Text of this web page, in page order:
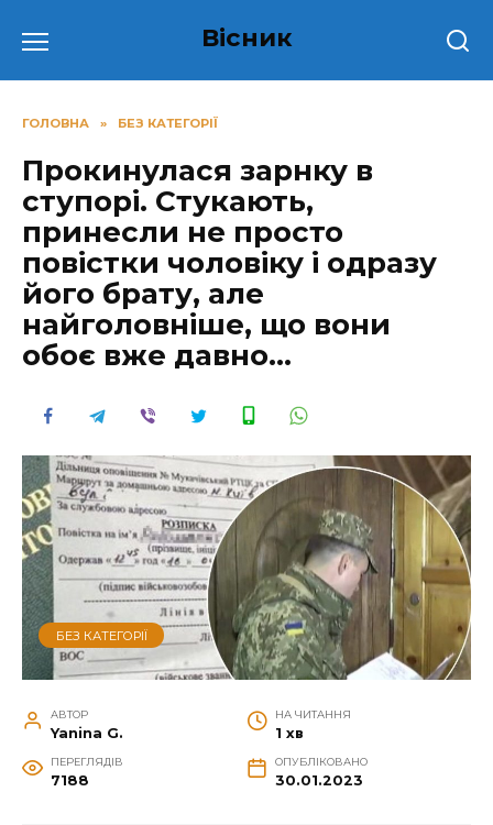
до
Вісник
ГОЛОВНА » БЕЗ КАТЕГОРІЇ
Прокинулася зарнку в
ступорі. Стукають,
принесли не просто
повістки чоловіку і одразу
його брату, але
найголовніше, що вони
обоє вже давно…
БЕЗ КАТЕГОРІЇ
АВТОР
Yanina G.
НА ЧИТАННЯ
1 хв
ПЕРЕГЛЯДІВ
7188
ОПУБЛІКОВАНО
30.01.2023